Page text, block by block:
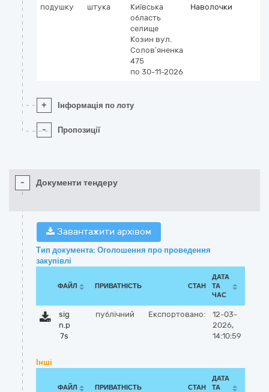
подушку
штука
Київська
область
селище
Козин вул.
Солов’яненка
475
по 30-11-2026
Наволочки
+ Інформація по лоту
- Пропозиції
- Документи тендеру
Завантажити архівом
Тип документа: Оголошення про проведення
закупівлі
ФАЙЛ ПРИВАТНІСТЬ СТАН
ДАТА
ТА
ЧАС
sig
n.p
7s
публічний Експортовано:
12-03-
2026,
14:10:59
Інші
ФАЙЛ ПРИВАТНІСТЬ СТАН
ДАТА
ТА